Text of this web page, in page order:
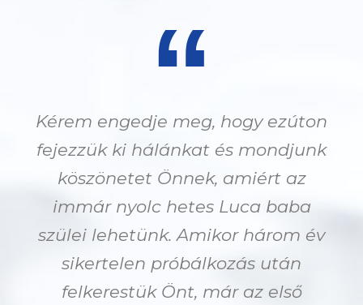
“
Kérem engedje meg, hogy ezúton
fejezzük ki hálánkat és mondjunk
köszönetet Önnek, amiért az
immár nyolc hetes Luca baba
szülei lehetünk. Amikor három év
sikertelen próbálkozás után
felkerestük Önt, már az első